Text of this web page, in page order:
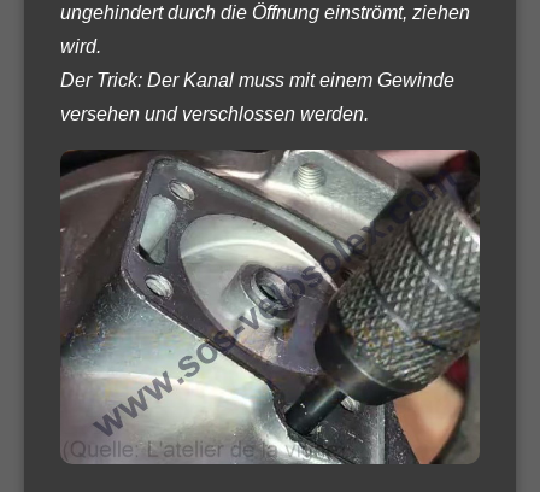
ungehindert durch die Öffnung einströmt, ziehen
wird.
Der Trick: Der Kanal muss mit einem Gewinde
versehen und verschlossen werden.